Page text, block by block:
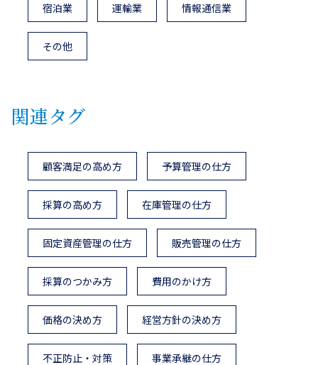
宿泊業 運輸業 情報通信業
その他
関連タグ
顧客満足の高め方 予算管理の仕方
採算の高め方 在庫管理の仕方
固定資産管理の仕方 販売管理の仕方
採算のつかみ方 費用のかけ方
価格の決め方 経営方針の決め方
不正防止・対策 事業承継の仕方